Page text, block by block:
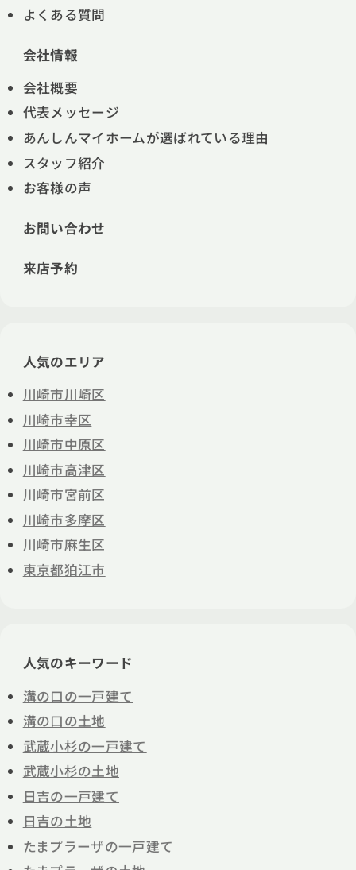
よくある質問
会社情報
会社概要
代表メッセージ
あんしんマイホームが選ばれている理由
スタッフ紹介
お客様の声
お問い合わせ
来店予約
人気のエリア
川崎市川崎区
川崎市幸区
川崎市中原区
川崎市高津区
川崎市宮前区
川崎市多摩区
川崎市麻生区
東京都狛江市
人気のキーワード
溝の口の一戸建て
溝の口の土地
武蔵小杉の一戸建て
武蔵小杉の土地
日吉の一戸建て
日吉の土地
たまプラーザの一戸建て